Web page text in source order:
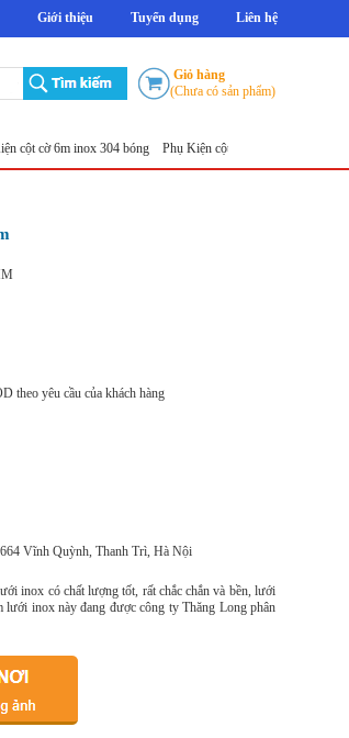
Giới thiệu Tuyển dụng Liên hệ
Giỏ hàng
(Chưa có sản phẩm)
6m inox 304 bóng Phụ Kiện cột cờ 7m inox 304 bóng
theo yêu cầu của khách hàng
Vĩnh Quỳnh, Thanh Trì, Hà Nội
inox có chất lượng tốt, rất chắc chắn và bền, lưới
inox này đang được công ty Thăng Long phân